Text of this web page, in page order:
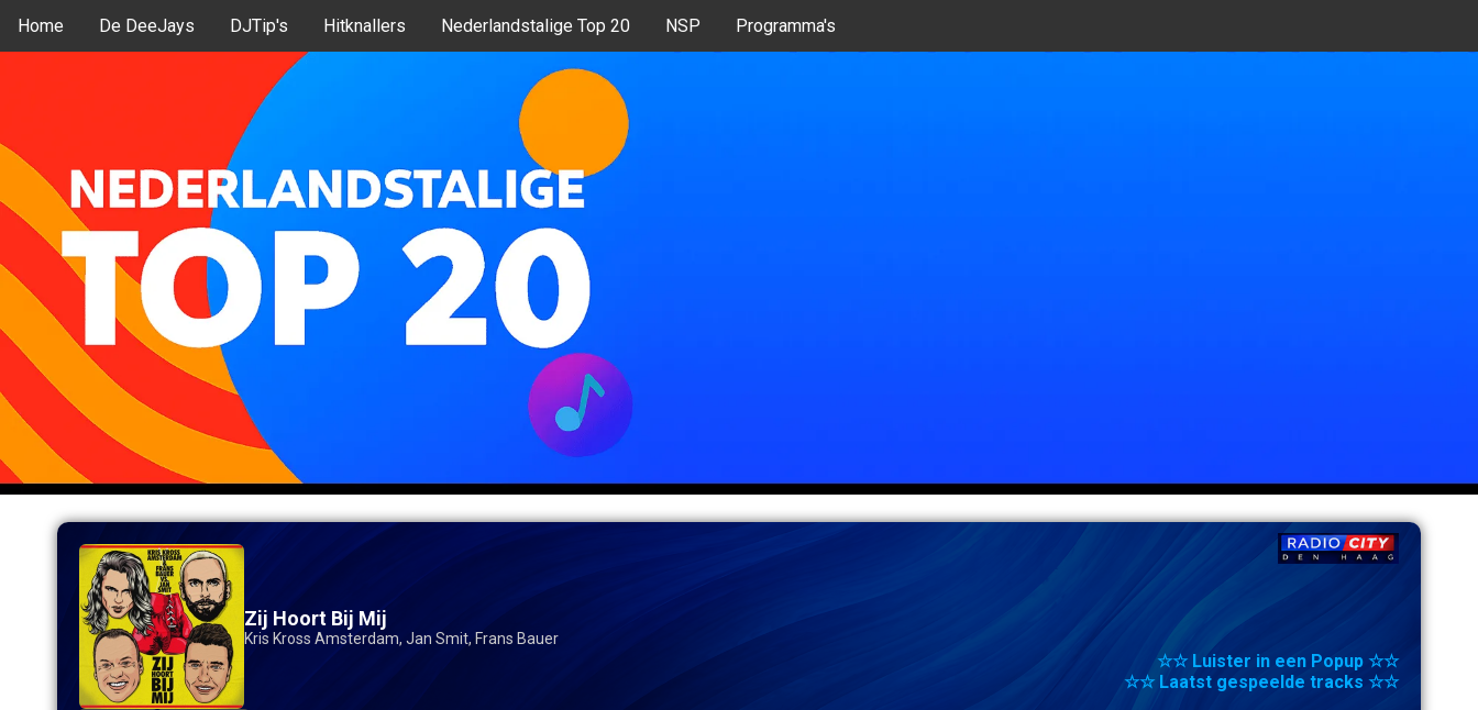
Home De DeeJays DJTip's Hitknallers Nederlandstalige Top 20 NSP Programma's
Zij Hoort Bij Mij
Kris Kross Amsterdam, Jan Smit, Frans Bauer
☆☆ Luister in een Popup ☆☆
☆☆ Laatst gespeelde tracks ☆☆